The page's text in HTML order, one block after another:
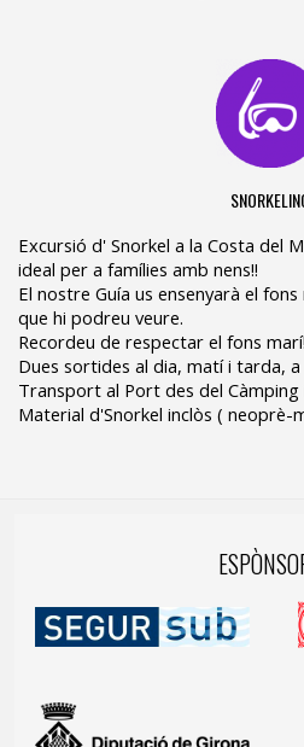
Excursió d' Snorkel a la Costa del
ideal per a famílies amb nens!!
El nostre Guía us ensenyarà el
que hi podreu veure.
Recordeu de respectar el fons marí!
Dues sortides al dia, matí i tarda, a
Transport al Port des del Càmping
Material d'Snorkel inclòs ( neoprè-